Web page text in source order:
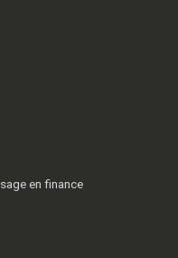
en finance